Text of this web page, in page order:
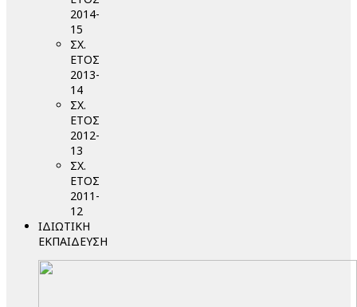
2014-
15
ΣΧ.
ΕΤΟΣ
2013-
14
ΣΧ.
ΕΤΟΣ
2012-
13
ΣΧ.
ΕΤΟΣ
2011-
12
ΙΔΙΩΤΙΚΗ
ΕΚΠΑΙΔΕΥΣΗ